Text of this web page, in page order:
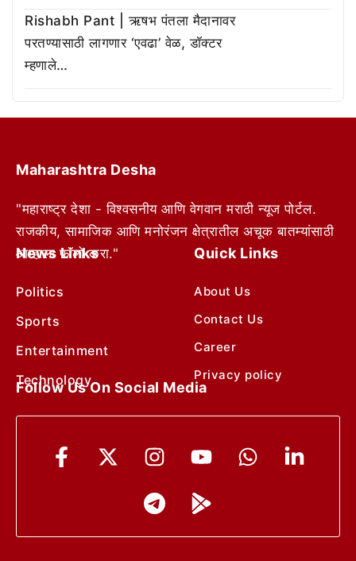
Rishabh Pant | ऋषभ पंतला मैदानावर
परतण्यासाठी लागणार ‘एवढा’ वेळ, डॉक्टर
म्हणाले…
Maharashtra Desha
"महाराष्ट्र देशा - विश्वसनीय आणि वेगवान मराठी न्यूज पोर्टल.
राजकीय, सामाजिक आणि मनोरंजन क्षेत्रातील अचूक बातम्यांसाठी
आम्हाला फॉलो करा."
News Links
Politics
Sports
Entertainment
Technology
Quick Links
About Us
Contact Us
Career
Privacy policy
Follow Us On Social Media